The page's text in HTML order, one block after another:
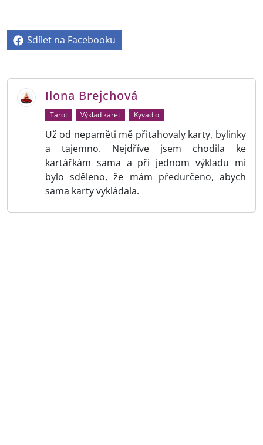
Sdílet na Facebooku
Ilona Brejchová
Tarot Výklad karet Kyvadlo
Už od nepaměti mě přitahovaly karty, bylinky
a tajemno. Nejdříve jsem chodila ke
kartářkám sama a při jednom výkladu mi
bylo sděleno, že mám předurčeno, abych
sama karty vykládala.